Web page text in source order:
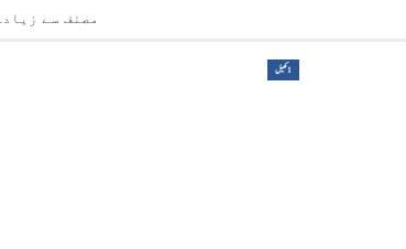
مصنف سے زیادہ
1کھیل